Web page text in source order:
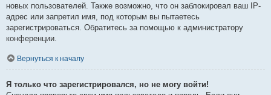
новых пользователей. Также возможно, что он заблокировал ваш IP-
адрес или запретил имя, под которым вы пытаетесь
зарегистрироваться. Обратитесь за помощью к администратору
конференции.
Вернуться к началу
Я только что зарегистрировался, но не могу войти!